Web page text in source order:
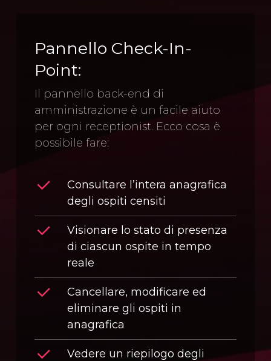
Pannello Check-In-
Point:
Il pannello back-end di
amministrazione è un facile aiuto
per ogni receptionist. Ecco cosa è
possibile fare:
Consultare l’intera anagrafica
degli ospiti censiti
Visionare lo stato di presenza
di ciascun ospite in tempo
reale
Cancellare, modificare ed
eliminare gli ospiti in
anagrafica
Vedere un riepilogo degli